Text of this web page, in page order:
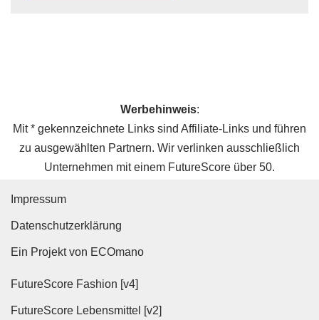
Werbehinweis:
Mit * gekennzeichnete Links sind Affiliate-Links und führen
zu ausgewählten Partnern. Wir verlinken ausschließlich
Unternehmen mit einem FutureScore über 50.
Impressum
Datenschutz­erklärung
Ein Projekt von ECOmano
FutureScore Fashion [v4]
FutureScore Lebensmittel [v2]